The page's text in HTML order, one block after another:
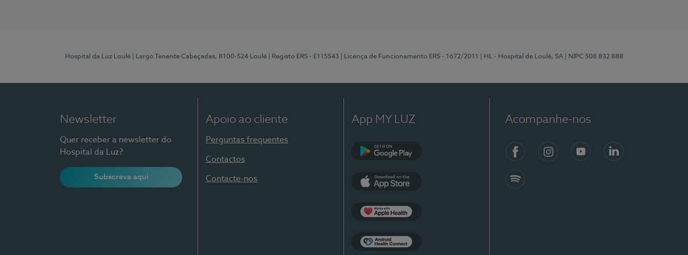
Hospital da Luz Loulé | Largo Tenente Cabeçadas, 8100-524 Loulé | Registo ERS - E115543 | Licença de Funcionamento ERS - 1672/2011 | HL - Hospital de Loulé, SA | NIPC 508 832 888
Newsletter
Quer receber a newsletter do
Hospital da Luz?
Subscreva aqui
Apoio ao cliente
Perguntas frequentes
Contactos
Contacte-nos
App MY LUZ Acompanhe-nos